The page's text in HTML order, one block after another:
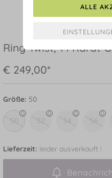
Ring Twist, 14 Karat
€ 249,00*
Größe: 50
50 52 54 56
Lieferzeit: leider ausverkauft !
ALLE